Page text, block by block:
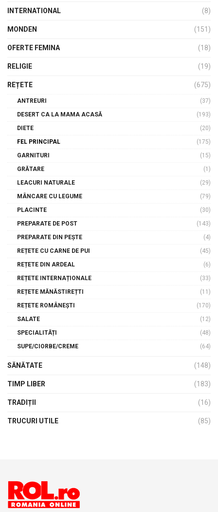
INTERNATIONAL (8)
MONDEN (151)
OFERTE FEMINA (18)
RELIGIE (19)
REȚETE (675)
ANTREURI
(37)
DESERT CA LA MAMA ACASĂ
(193)
DIETE
(20)
FEL PRINCIPAL
(175)
GARNITURI
(15)
GRĂTARE
(1)
LEACURI NATURALE
(29)
MÂNCARE CU LEGUME
(79)
PLACINTE
(30)
PREPARATE DE POST
(143)
PREPARATE DIN PEȘTE
(4)
REȚETE CU CARNE DE PUI
(45)
REȚETE DIN ARDEAL
(6)
REȚETE INTERNAȚIONALE
(33)
REȚETE MĂNĂSTIREȚTI
(11)
REȚETE ROMÂNEȘTI
(170)
SALATE
(12)
SPECIALITĂȚI
(48)
SUPE/CIORBE/CREME
(64)
SĂNĂTATE (148)
TIMP LIBER (183)
TRADIȚII (16)
TRUCURI UTILE (85)